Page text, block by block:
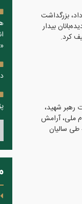
بزرگداشت
بیدار
کرد.
رهبر شهید،
ملی، آرامش
طی سالیان